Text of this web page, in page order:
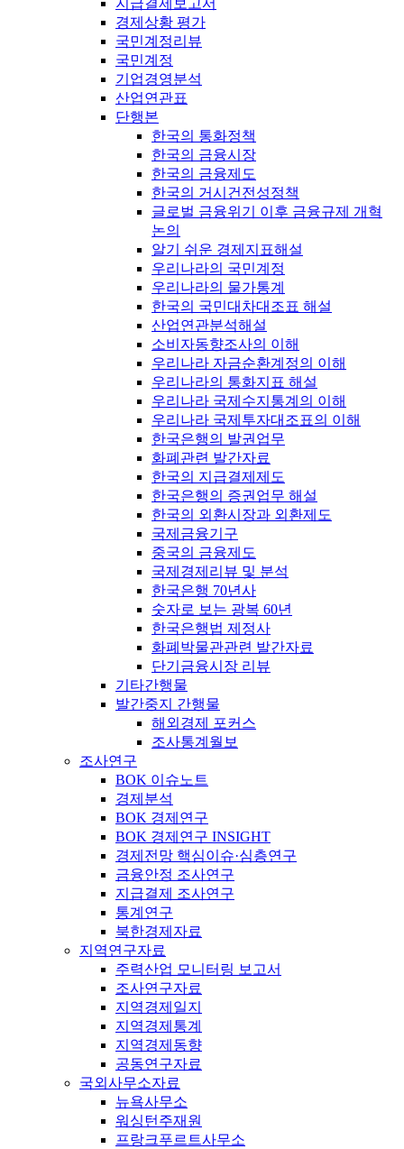
지급결제보고서
경제상황 평가
국민계정리뷰
국민계정
기업경영분석
산업연관표
단행본
한국의 통화정책
한국의 금융시장
한국의 금융제도
한국의 거시건전성정책
글로벌 금융위기 이후 금융규제 개혁
논의
알기 쉬운 경제지표해설
우리나라의 국민계정
우리나라의 물가통계
한국의 국민대차대조표 해설
산업연관분석해설
소비자동향조사의 이해
우리나라 자금순환계정의 이해
우리나라의 통화지표 해설
우리나라 국제수지통계의 이해
우리나라 국제투자대조표의 이해
한국은행의 발권업무
화폐관련 발간자료
한국의 지급결제제도
한국은행의 증권업무 해설
한국의 외환시장과 외환제도
국제금융기구
중국의 금융제도
국제경제리뷰 및 분석
한국은행 70년사
숫자로 보는 광복 60년
한국은행법 제정사
화폐박물관관련 발간자료
단기금융시장 리뷰
기타간행물
발간중지 간행물
해외경제 포커스
조사통계월보
조사연구
BOK 이슈노트
경제분석
BOK 경제연구
BOK 경제연구 INSIGHT
경제전망 핵심이슈·심층연구
금융안정 조사연구
지급결제 조사연구
통계연구
북한경제자료
지역연구자료
주력산업 모니터링 보고서
조사연구자료
지역경제일지
지역경제통계
지역경제동향
공동연구자료
국외사무소자료
뉴욕사무소
워싱턴주재원
프랑크푸르트사무소